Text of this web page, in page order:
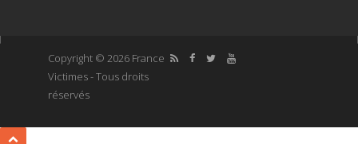
Copyright © 2026 France
Victimes - Tous droits
réservés